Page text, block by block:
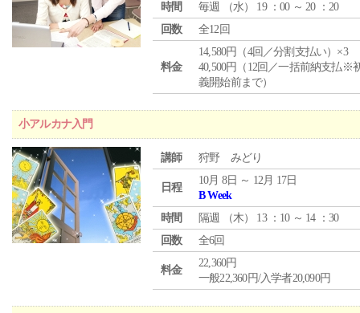
時間
毎週 （水） 19 ：00 ～ 20 ：20
回数
全12回
料金
14,580円（4回／分割支払い）×3
40,500円（12回／一括前納支払※
義開始前まで）
小アルカナ入門
講師 狩野 みどり
日程
10月 8日 ～ 12月 17日
B Week
時間
隔週 （木） 13 ：10 ～ 14 ：30
回数
全6回
料金
22,360円
一般22,360円/入学者20,090円